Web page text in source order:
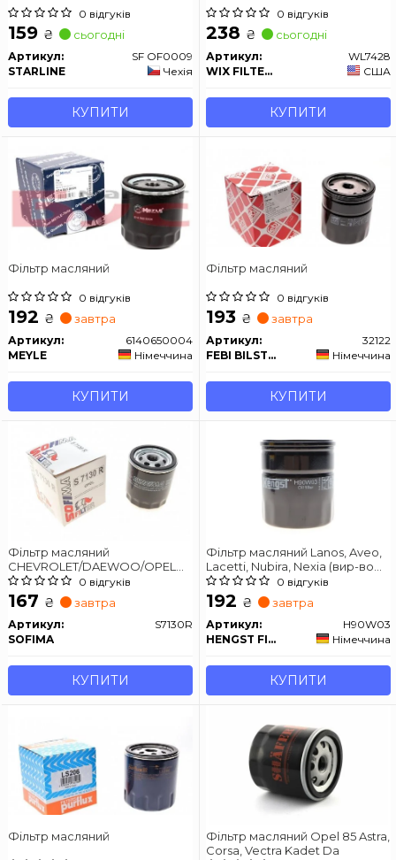
0 відгуків
159 ₴ сьогодні
Артикул:
SF OF0009
STARLINE
Чехія
КУПИТИ
0 відгуків
238 ₴ сьогодні
Артикул:
WL7428
WIX FILTERS
США
КУПИТИ
Фільтр масляний
0 відгуків
192 ₴ завтра
Артикул:
6140650004
MEYLE
Німеччина
КУПИТИ
Фільтр масляний
0 відгуків
193 ₴ завтра
Артикул:
32122
FEBI BILSTEIN
Німеччина
КУПИТИ
Фільтр масляний
CHEVROLET/DAEWOO/OPEL
"1,8-2,3 "91-000 відгуків
167 ₴ завтра
Артикул:
S7130R
SOFIMA
КУПИТИ
Фільтр масляний Lanos, Aveo,
Lacetti, Nubira, Nexia (вир-во
Hengst) H90W03
0 відгуків
192 ₴ завтра
Артикул:
H90W03
HENGST FILTER
Німеччина
КУПИТИ
Фільтр масляний
Фільтр масляний Opel 85 Astra,
Corsa, Vectra Kadet Da